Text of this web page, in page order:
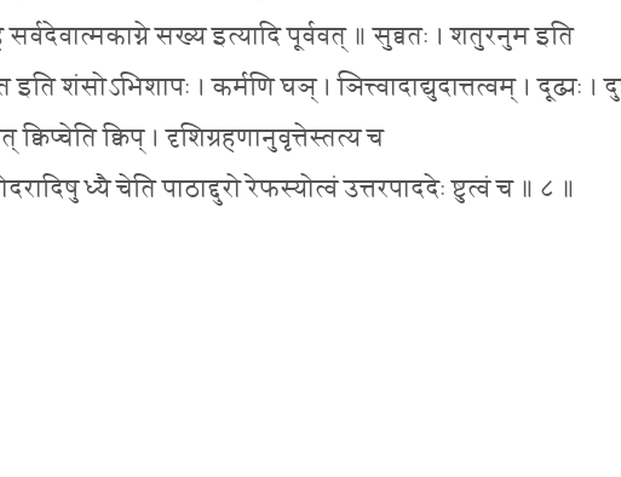
सख्य इत्यादि पूर्ववत् ॥ सुव्वतः । शतुरनुम इति
शंसोऽभिशापः । कर्मणि घञ् । ञित्त्वादाद्युदात्तत्वम् । दूढ्यः ।
क्विप्चेति क्विप् । दृशिग्रहणानुवृत्तेस्तत्य च
ध्यै चेति पाठाद्दुरो रेफस्योत्वं उत्तरपाददेः ष्टुत्वं च ॥ ८ ॥